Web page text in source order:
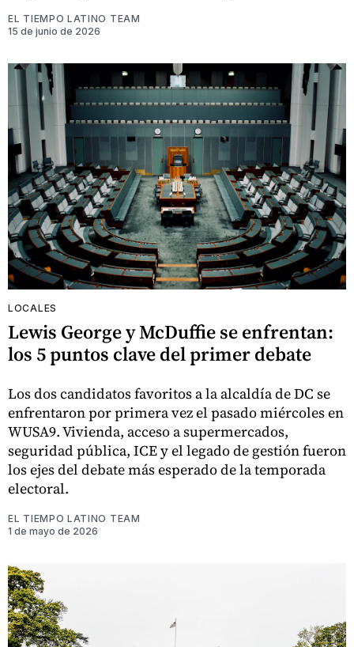
EL TIEMPO LATINO TEAM
15 de junio de 2026
LOCALES
Lewis George y McDuffie se enfrentan:
los 5 puntos clave del primer debate
Los dos candidatos favoritos a la alcaldía de DC se
enfrentaron por primera vez el pasado miércoles en
WUSA9. Vivienda, acceso a supermercados,
seguridad pública, ICE y el legado de gestión fueron
los ejes del debate más esperado de la temporada
electoral.
EL TIEMPO LATINO TEAM
1 de mayo de 2026